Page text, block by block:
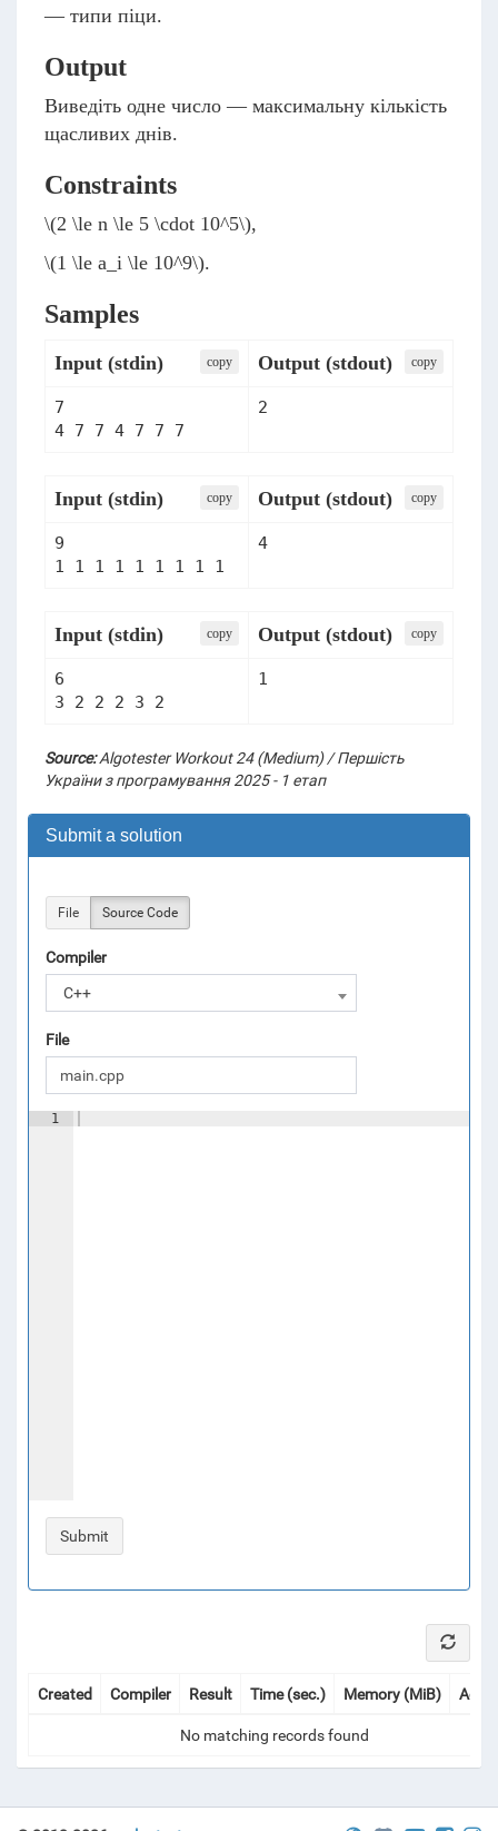
— типи піци.
Output
Виведіть одне число — максимальну кількість
щасливих днів.
Constraints
\(2 \le n \le 5 \cdot 10^5\),
\(1 \le a_i \le 10^9\).
Samples
Input (stdin) сopy Output (stdout) сopy
7
4 7 7 4 7 7 7
2
Input (stdin) сopy Output (stdout) сopy
9
1 1 1 1 1 1 1 1 1
4
Input (stdin) сopy Output (stdout) сopy
6
3 2 2 2 3 2
1
Source:Algotester Workout 24 (Medium) / Першість
України з програмування 2025 - 1 етап
Submit a solution
File Source Code
Compiler
C++
File
1
Created Compiler Result Time (sec.) Memory (MiB)
No matching records found